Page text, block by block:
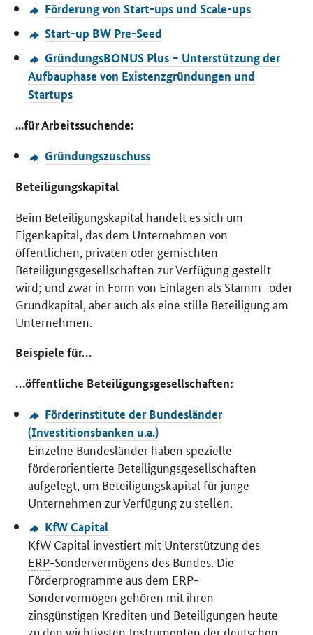
Förderung von Start-ups und Scale-ups
Start-up BW Pre-Seed
GründungsBONUS Plus – Unterstützung der
Aufbauphase von Existenzgründungen und
Startups
...für Arbeitssuchende:
Gründungszuschuss
Beteiligungskapital
Beim Beteiligungskapital handelt es sich um
Eigenkapital, das dem Unternehmen von
öffentlichen, privaten oder gemischten
Beteiligungsgesellschaften zur Verfügung gestellt
wird; und zwar in Form von Einlagen als Stamm- oder
Grundkapital, aber auch als eine stille Beteiligung am
Unternehmen.
Beispiele für…
…öffentliche Beteiligungsgesellschaften:
Förderinstitute der Bundesländer
(Investitionsbanken u.a.)
Einzelne Bundesländer haben spezielle
förderorientierte Beteiligungsgesellschaften
aufgelegt, um Beteiligungskapital für junge
Unternehmen zur Verfügung zu stellen.
KfW Capital
KfW Capital investiert mit Unterstützung des
ERP-Sondervermögens des Bundes. Die
Förderprogramme aus dem ERP-
Sondervermögen gehören mit ihren
zinsgünstigen Krediten und Beteiligungen heute